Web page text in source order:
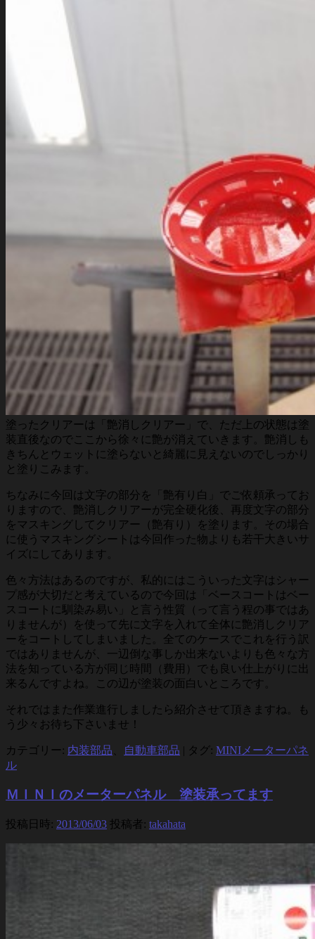
塗ったクリアーは「艶消しクリアー」で、ただ上の状態は塗
装直後なのでここから徐々に艶が消えていきます。艶消しも
きちんとウェットに塗らないと綺麗に見えないのでしっかり
と塗りこみます。
ちなみに今回は文字の部分を「艶有り白」でご依頼承ってお
りますので、艶消しクリアーが完全硬化後、再度文字の部分
をマスキングしてクリアー（艶有り）を塗ります。その場合
に使うマスキングシートは今回作った物よりも若干大きいサ
イズにしてあります。
色々方法はあるのですが、私的にはこういった文字はシャー
プ感が大切だと考えているので今回は「ベースコートはベー
スコートに馴染み易い」と言う性質（って言う程の事ではあ
りませんが）を使って先に文字を入れて全体に艶消しクリア
ーをコートしてしまいました。全てのケースでこれを行う訳
ではありませんが、一辺倒な事しか出来ないよりも色々な方
法を知っている方が同じ時間（費用）でも良い仕上がりに出
来るんですよね。この辺が塗装の面白いところです。
それではまた作業進行しましたら紹介させて頂きますね。も
う少々お待ち下さいませ！
カテゴリー: 内装部品 自動車部品 | タグ: MINIメーターパネ
ル
ＭＩＮＩのメーターパネル 塗装承ってます
投稿日時: 2013/06/03 投稿者: takahata